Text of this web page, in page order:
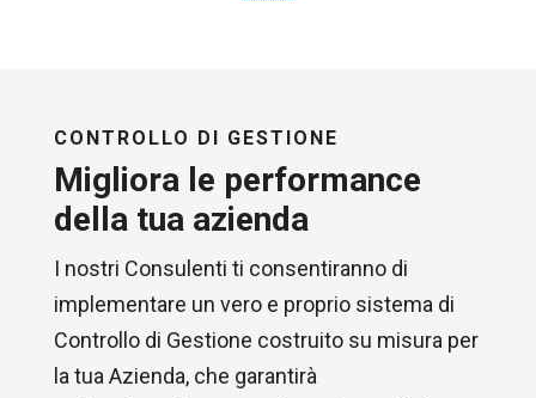
CONTROLLO DI GESTIONE
Migliora le performance
della tua azienda
I nostri Consulenti ti consentiranno di
implementare un vero e proprio sistema di
Controllo di Gestione costruito su misura per
la tua Azienda, che garantirà